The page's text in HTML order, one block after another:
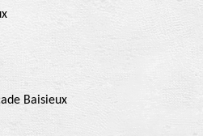
Baisieux